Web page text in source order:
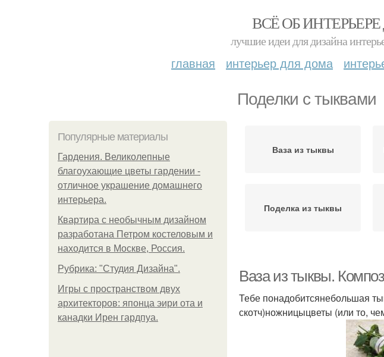
ВСЁ ОБ
лучшие идеи для дизайна
главная интерьер для дома
Поделки с тыквами
Популярные материалы
Гардения. Великолепные
благоухающие цветы гардении -
отличное украшение домашнего
интерьера.
Квартира с необычным дизайном
разработана Петром костеловым и
находится в Москве, Россия.
Рубрика: "Студия Дизайна".
Игры с пространством двух
архитекторов: японца эири ота и
канадки Ирен гардпуа.
Ваза из тыквы
Поделка из тыквы
Ваза из тыквы.
Тебе понадобитсянебольшая
скотч)ножницыцветы (или то,